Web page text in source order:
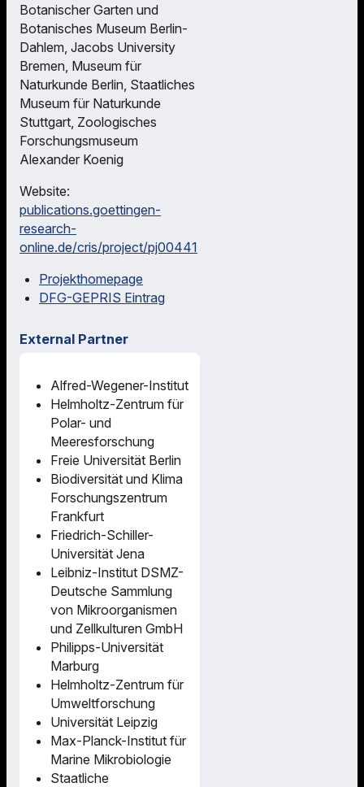
Botanischer Garten und
Botanisches Museum Berlin-
Dahlem, Jacobs University
Bremen, Museum für
Naturkunde Berlin, Staatliches
Museum für Naturkunde
Stuttgart, Zoologisches
Forschungsmuseum
Alexander Koenig
Website:
publications.goettingen-
research-
online.de/cris/project/pj00441
Projekthomepage
DFG-GEPRIS Eintrag
External Partner
Alfred-Wegener-Institut
Helmholtz-Zentrum für
Polar- und
Meeresforschung
Freie Universität Berlin
Biodiversität und Klima
Forschungszentrum
Frankfurt
Friedrich-Schiller-
Universität Jena
Leibniz-Institut DSMZ-
Deutsche Sammlung
von Mikroorganismen
und Zellkulturen GmbH
Philipps-Universität
Marburg
Helmholtz-Zentrum für
Umweltforschung
Universität Leipzig
Max-Planck-Institut für
Marine Mikrobiologie
Staatliche